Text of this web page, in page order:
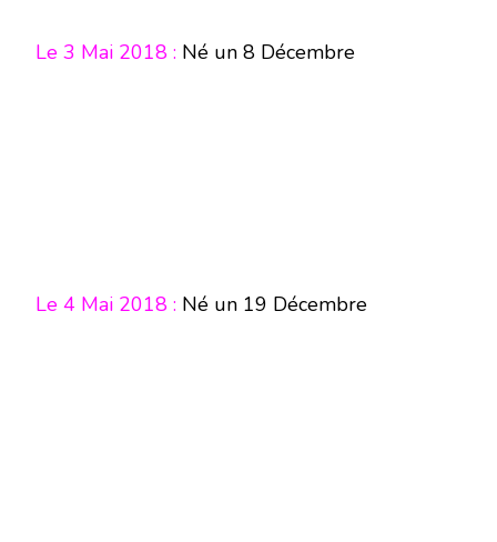
Le 3 Mai 2018 : Né un 8 Décembre
Le 4 Mai 2018 : Né un 19 Décembre